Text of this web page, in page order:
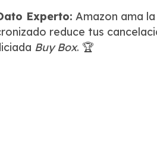
Experto: Amazon ama
reduce tus
Buy Box. 🏆